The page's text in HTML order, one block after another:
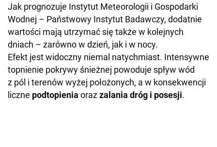
Jak prognozuje Instytut Meteorologii i Gospodarki
Wodnej – Państwowy Instytut Badawczy, dodatnie
wartości mają utrzymać się także w kolejnych
dniach – zarówno w dzień, jak i w nocy.
Efekt jest widoczny niemal natychmiast. Intensywne
topnienie pokrywy śnieżnej powoduje spływ wód
z pól i terenów wyżej położonych, a w konsekwencji
liczne podtopienia orazzalania dróg i posesji.